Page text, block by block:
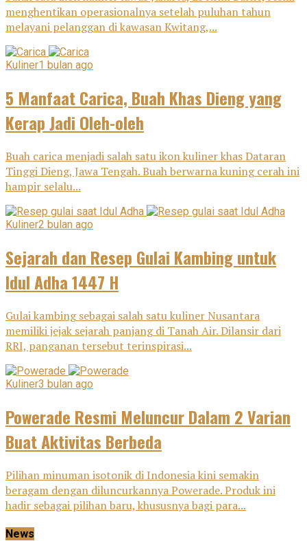
menghentikan operasionalnya setelah puluhan tahun
melayani pelanggan di kawasan Kwitang,...
Kuliner1 bulan ago
5 Manfaat Carica, Buah Khas Dieng yang
Kerap Jadi Oleh-oleh
Buah carica menjadi salah satu ikon kuliner khas Dataran
Tinggi Dieng, Jawa Tengah. Buah berwarna kuning cerah ini
hampir selalu...
Kuliner2 bulan ago
Sejarah dan Resep Gulai Kambing untuk
Idul Adha 1447 H
Gulai kambing sebagai salah satu kuliner Nusantara
memiliki jejak sejarah panjang di Tanah Air. Dilansir dari
RRI, panganan tersebut terinspirasi...
Kuliner3 bulan ago
Powerade Resmi Meluncur Dalam 2 Varian
Buat Aktivitas Berbeda
Pilihan minuman isotonik di Indonesia kini semakin
beragam dengan diluncurkannya Powerade. Produk ini
hadir sebagai pilihan baru, khususnya bagi para...
News